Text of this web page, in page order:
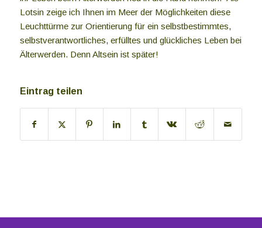
Lotsin zeige ich Ihnen im Meer der Möglichkeiten diese
Leuchttürme zur Orientierung für ein selbstbestimmtes,
selbstverantwortliches, erfülltes und glückliches Leben bei
Älterwerden. Denn Altsein ist später!
Eintrag teilen